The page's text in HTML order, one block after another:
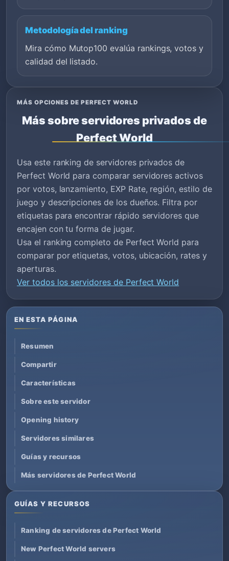
Metodología del ranking
Mira cómo Mutop100 evalúa rankings, votos y
calidad del listado.
MÁS OPCIONES DE PERFECT WORLD
Más sobre servidores privados de
Perfect World
Usa este ranking de servidores privados de
Perfect World para comparar servidores activos
por votos, lanzamiento, EXP Rate, región, estilo de
juego y descripciones de los dueños. Filtra por
etiquetas para encontrar rápido servidores que
encajen con tu forma de jugar.
Usa el ranking completo de Perfect World para
comparar por etiquetas, votos, ubicación, rates y
aperturas.
Ver todos los servidores de Perfect World
EN ESTA PÁGINA
Resumen
Compartir
Características
Sobre este servidor
Opening history
Servidores similares
Guías y recursos
Más servidores de Perfect World
GUÍAS Y RECURSOS
Ranking de servidores de Perfect World
New Perfect World servers